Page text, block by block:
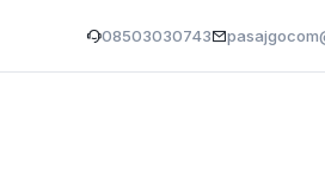
08503030743